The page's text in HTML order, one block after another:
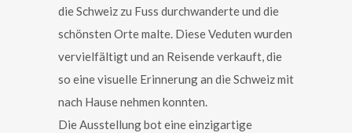
die Schweiz zu Fuss durchwanderte und die
schönsten Orte malte. Diese Veduten wurden
vervielfältigt und an Reisende verkauft, die
so eine visuelle Erinnerung an die Schweiz mit
nach Hause nehmen konnten.
Die Ausstellung bot eine einzigartige